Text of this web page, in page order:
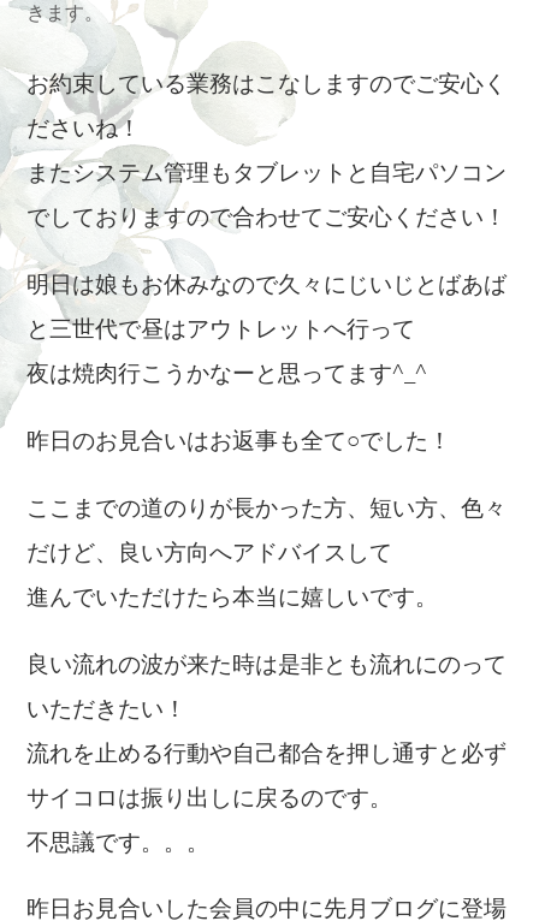
きます。
お約束している業務はこなしますのでご安心く
ださいね！
またシステム管理もタブレットと自宅パソコン
でしておりますので合わせてご安心ください！
明日は娘もお休みなので久々にじいじとばあば
と三世代で昼はアウトレットへ行って
夜は焼肉行こうかなーと思ってます^_^
昨日のお見合いはお返事も全て○でした！
ここまでの道のりが長かった方、短い方、色々
だけど、良い方向へアドバイスして
進んでいただけたら本当に嬉しいです。
良い流れの波が来た時は是非とも流れにのって
いただきたい！
流れを止める行動や自己都合を押し通すと必ず
サイコロは振り出しに戻るのです。
不思議です。。。
昨日お見合いした会員の中に先月ブログに登場